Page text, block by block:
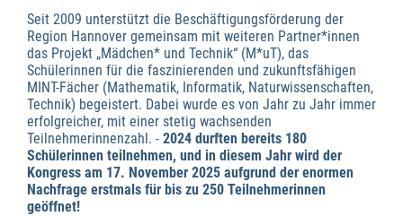
Wirtschaftsförderung
Seit 2009 unterstützt die Beschäftigungsförderung der
Region Hannover gemeinsam mit weiteren Partner*innen
das Projekt „Mädchen* und Technik“ (M*uT), das
Schülerinnen für die faszinierenden und zukunftsfähigen
MINT-Fächer (Mathematik, Informatik, Naturwissenschaften,
Technik) begeistert. Dabei wurde es von Jahr zu Jahr immer
erfolgreicher, mit einer stetig wachsenden
Teilnehmerinnenzahl. - 2024 durften bereits 180
Schülerinnen teilnehmen, und in diesem Jahr wird der
Kongress am 17. November 2025 aufgrund der enormen
Nachfrage erstmals für bis zu 250 Teilnehmerinnen
geöffnet!